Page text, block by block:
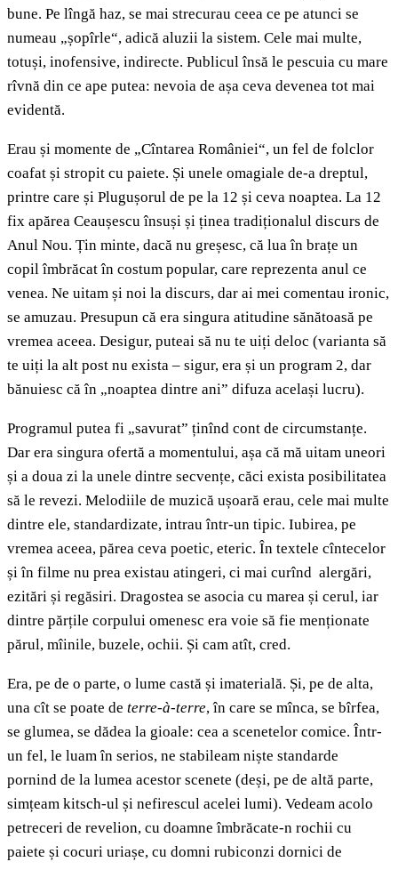
bune. Pe lîngă haz, se mai strecurau ceea ce pe atunci se
numeau „șopîrle“, adică aluzii la sistem. Cele mai multe,
totuși, inofensive, indirecte. Publicul însă le pescuia cu mare
rîvnă din ce ape putea: nevoia de așa ceva devenea tot mai
evidentă.
Erau și momente de „Cîntarea României“, un fel de folclor
coafat și stropit cu paiete. Și unele omagiale de-a dreptul,
printre care și Plugușorul de pe la 12 și ceva noaptea. La 12
fix apărea Ceaușescu însuși și ținea tradiționalul discurs de
Anul Nou. Țin minte, dacă nu greșesc, că lua în brațe un
copil îmbrăcat în costum popular, care reprezenta anul ce
venea. Ne uitam și noi la discurs, dar ai mei comentau ironic,
se amuzau. Presupun că era singura atitudine sănătoasă pe
vremea aceea. Desigur, puteai să nu te uiți deloc (varianta să
te uiți la alt post nu exista – sigur, era și un program 2, dar
bănuiesc că în „noaptea dintre ani” difuza același lucru).
Programul putea fi „savurat” ținînd cont de circumstanțe.
Dar era singura ofertă a momentului, așa că mă uitam uneori
și a doua zi la unele dintre secvențe, căci exista posibilitatea
să le revezi. Melodiile de muzică ușoară erau, cele mai multe
dintre ele, standardizate, intrau într-un tipic. Iubirea, pe
vremea aceea, părea ceva poetic, eteric. În textele cîntecelor
și în filme nu prea existau atingeri, ci mai curînd alergări,
ezitări și regăsiri. Dragostea se asocia cu marea și cerul, iar
dintre părțile corpului omenesc era voie să fie menționate
părul, mîinile, buzele, ochii. Și cam atît, cred.
Era, pe de o parte, o lume castă și imaterială. Și, pe de alta,
una cît se poate de terre-à-terre, în care se mînca, se bîrfea,
se glumea, se dădea la gioale: cea a scenetelor comice. Într-
un fel, le luam în serios, ne stabileam niște standarde
pornind de la lumea acestor scenete (deși, pe de altă parte,
simțeam kitsch-ul și nefirescul acelei lumi). Vedeam acolo
petreceri de revelion, cu doamne îmbrăcate-n rochii cu
paiete și cocuri uriașe, cu domni rubiconzi dornici de